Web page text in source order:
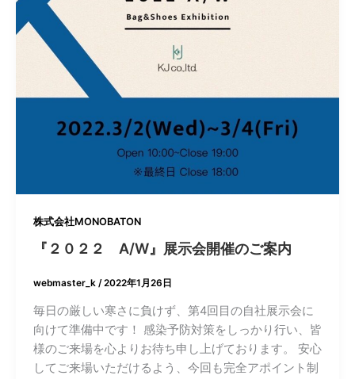
株式会社MONOBATON
『２０２２ A/W』展示会開催のご案内
webmaster_k/2022年1月26日
毎日の厳しい寒さに負けず、第4回目の自社展示会に
向けて準備中です！ 感染予防対策をしっかり行い、皆
様のご来場を心よりお待ち申し上げております。 安心
してご来場いただけるよう、今回も完全アポイント制